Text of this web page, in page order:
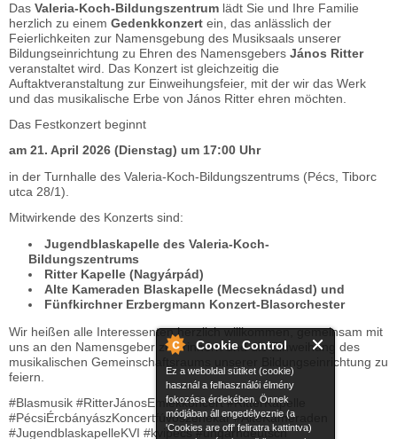
Cookie Control
Ez a weboldal sütiket (cookie)
használ a felhasználói élmény
fokozása érdekében. Önnek
módjában áll engedélyeznie (a
'Cookies are off' feliratra kattintva)
Das Valeria-Koch-Bildungszentrum lädt Sie und Ihre Familie
herzlich zu einem Gedenkkonzert ein, das anlässlich der
Feierlichkeiten zur Namensgebung des Musiksaals unserer
Bildungseinrichtung zu Ehren des Namensgebers János Ritter
veranstaltet wird. Das Konzert ist gleichzeitig die
Auftaktveranstaltung zur Einweihungsfeier, mit der wir das Werk
und das musikalische Erbe von János Ritter ehren möchten.
Das Festkonzert beginnt
am 21. April 2026 (Dienstag) um 17:00 Uhr
in der Turnhalle des Valeria-Koch-Bildungszentrums (Pécs, Tiborc
utca 28/1).
Mitwirkende des Konzerts sind:
Jugendblaskapelle des Valeria-Koch-
Bildungszentrums
Ritter Kapelle (Nagyárpád)
Alte Kameraden Blaskapelle (Mecseknádasd) und
Fünfkirchner Erzbergmann Konzert-Blasorchester
Wir heißen alle Interessenten herzlich willkommen, gemeinsam mit
uns an den Namensgeber zu erinnern und die Einweihung des
musikalischen Gemeinschaftsraums unserer Bildungseinrichtung zu
feiern.
#Blasmusik #RitterJánosEmlékkoncert #RitterKapelle
#PécsiÉrcbányászKoncertfúvószenekar #AlteKameraden
#JugendblaskapelleKVI #kvipecs #ungarndeutsch